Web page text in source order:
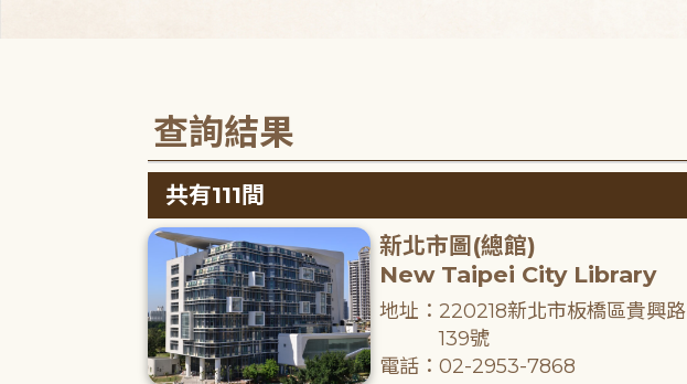
查詢結果
共有111間
新北市圖(總館)
New Taipei City Library
地址：220218新北市板橋區貴興路
139號
電話：02-2953-7868